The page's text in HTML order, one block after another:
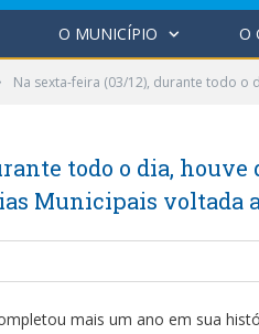
O MUNICÍPIO O
Na sexta-feira (03/12), durante todo o
todo o dia, houve
Municipais voltada
mais um ano em sua